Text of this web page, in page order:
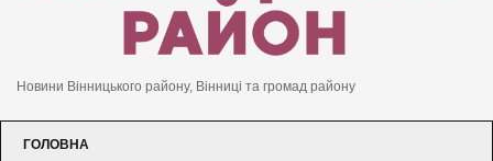
Новини Вінницького району, Вінниці та громад району
ГОЛОВНА